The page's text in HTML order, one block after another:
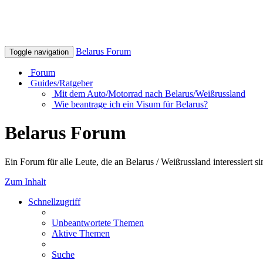
Toggle navigation Belarus Forum
Forum
Guides/Ratgeber
Mit dem Auto/Motorrad nach Belarus/Weißrussland
Wie beantrage ich ein Visum für Belarus?
Belarus Forum
Ein Forum für alle Leute, die an Belarus / Weißrussland interessiert
Zum Inhalt
Schnellzugriff
Unbeantwortete Themen
Aktive Themen
Suche